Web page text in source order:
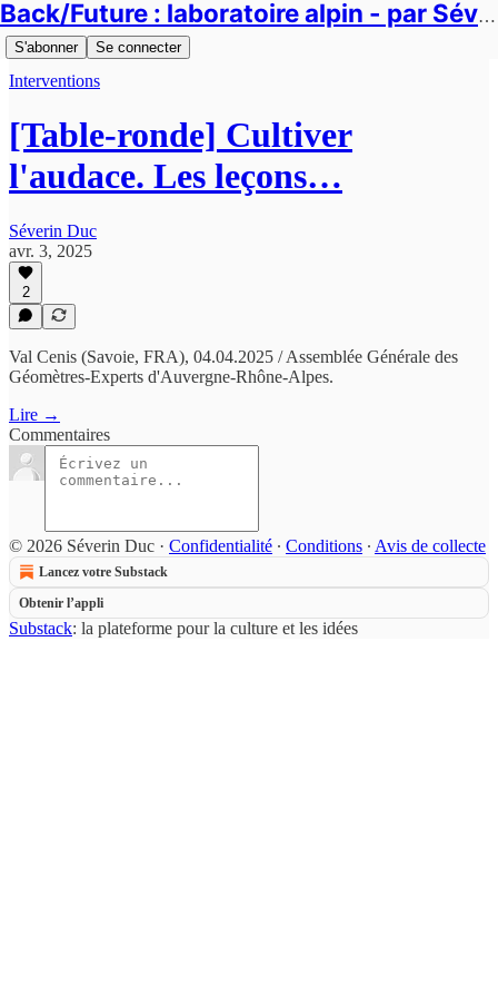
Back/Future : laboratoire alpin - par Séverin Duc
S'abonner Se connecter
Interventions
[Table-ronde] Cultiver
l'audace. Les leçons…
Séverin Duc
avr. 3, 2025
2
Val Cenis (Savoie, FRA), 04.04.2025 / Assemblée Générale des
Géomètres-Experts d'Auvergne-Rhône-Alpes.
Lire →
Commentaires
© 2026 Séverin Duc · Confidentialité ∙ Conditions ∙ Avis de collecte
Lancez votre Substack
Obtenir l’appli
Substack: la plateforme pour la culture et les idées